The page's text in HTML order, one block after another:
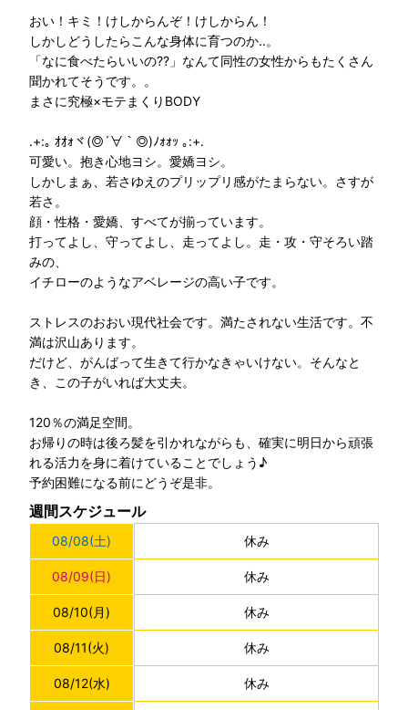
おい！キミ！けしからんぞ！けしからん！
しかしどうしたらこんな身体に育つのか..。
「なに食べたらいいの??」なんて同性の女性からもたくさん
聞かれてそうです。。
まさに究極×モテまくりBODY
.+:｡ ｵｵｫヾ(◎´∀｀◎)ﾉｫｫｯ ｡:+.
可愛い。抱き心地ヨシ。愛嬌ヨシ。
しかしまぁ、若さゆえのプリップリ感がたまらない。さすが
若さ。
顔・性格・愛嬌、すべてが揃っています。
打ってよし、守ってよし、走ってよし。走・攻・守そろい踏
みの、
イチローのようなアベレージの高い子です。
ストレスのおおい現代社会です。満たされない生活です。不
満は沢山あります。
だけど、がんばって生きて行かなきゃいけない。そんなと
き、この子がいれば大丈夫。
120％の満足空間。
お帰りの時は後ろ髪を引かれながらも、確実に明日から頑張
れる活力を身に着けていることでしょう♪
予約困難になる前にどうぞ是非。
週間スケジュール
08/08(土)
08/09(日)
08/10(月)
08/11(火)
08/12(水)
休み
休み
休み
休み
休み